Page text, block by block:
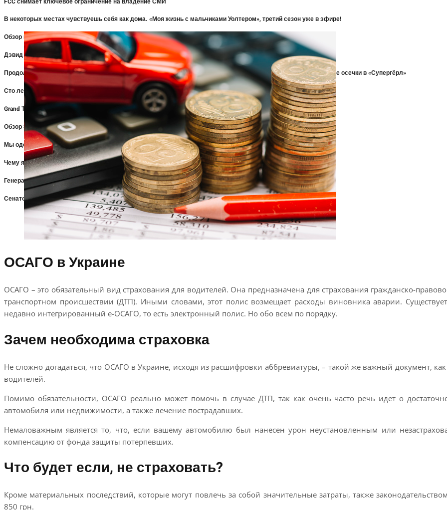
В некоторых местах чувствуешь себя как дома. «Моя жизнь с мальчиками Уолтером», третий сезон уже в эфире!
Обзор подросткового секса и смерти в лагере «Миазма»: «перезагрузка» слэшера, сделанная с любовью
Дэвид Заслав говорит, что сотрудники ВБД работают очень усердно, несмотря на неопределенность
Продолжение «Супермена» выглядит «потрясающе», говорит Дэвид Заслав; Стратегия DC не изменилась после осечки в «Супергёрл»
Сто лет одиночества | Резюме части первой | Нетфликс
Grand Theft Auto VI: расширенный взгляд
Обзор Super Troopers 3: глупый возврат, который вызывает сильный смех на фоне устаревшей комедии
Мы одобрили эти кроссовки и кроссовки для бега — теперь в Zappos на них действуют скидки до 33 %
Чему я научился у этого легендарного наставника, который помог мне сбросить 46 фунтов за 4 месяца
Генеральный директор Regal Cinemas выступает за слияние Paramount и WBD
Сенатор-республиканец предупредил представителя FCC о проверке сетевого контента
ОСАГО в Украине
ОСАГО – это обязательный вид страхования для водителей. Она предназначена для страхования гражданско-
транспортном происшествии (ДТП). Иными словами, этот полис возмещает расходы виновника аварии.
недавно интегрированный е-ОСАГО, то есть электронный полис. Но обо всем по порядку.
Зачем необходима страховка
Не сложно догадаться, что ОСАГО в Украине, исходя из расшифровки аббревиатуры, – такой же важный документ,
водителей.
Помимо обязательности, ОСАГО реально может помочь в случае ДТП, так как очень часто речь идет о
автомобиля или недвижимости, а также лечение пострадавших.
Немаловажным является то, что, если вашему автомобилю был нанесен урон неустановленным или
компенсацию от фонда защиты потерпевших.
Что будет если, не страховать?
Кроме материальных последствий, которые могут повлечь за собой значительные затраты, также
850 грн.